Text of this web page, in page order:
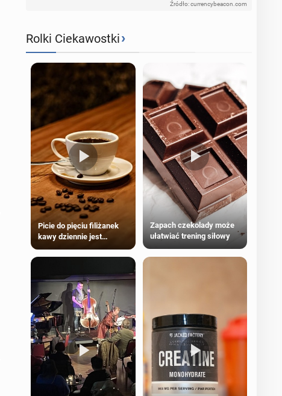
Źródło: currencybeacon.com
Rolki Ciekawostki›
Picie do pięciu filiżanek
kawy dziennie jest
większości dorosłych
Zapach czekolady może
ułatwiać trening siłowy